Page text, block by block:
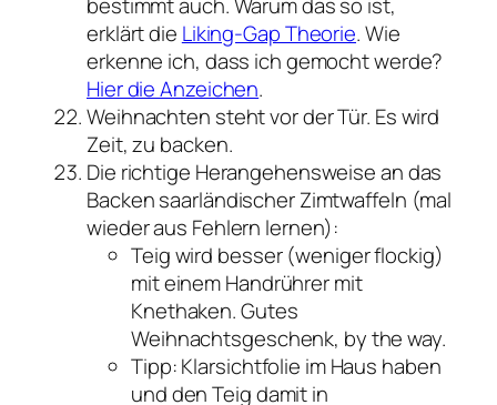
bestimmt auch. Warum das so ist,
erklärt die Liking-Gap Theorie. Wie
erkenne ich, dass ich gemocht werde?
Hier die Anzeichen.
Weihnachten steht vor der Tür. Es wird
Zeit, zu backen.
Die richtige Herangehensweise an das
Backen saarländischer Zimtwaffeln (mal
wieder aus Fehlern lernen):
Teig wird besser (weniger flockig)
mit einem Handrührer mit
Knethaken. Gutes
Weihnachtsgeschenk, by the way.
Tipp: Klarsichtfolie im Haus haben
und den Teig damit in